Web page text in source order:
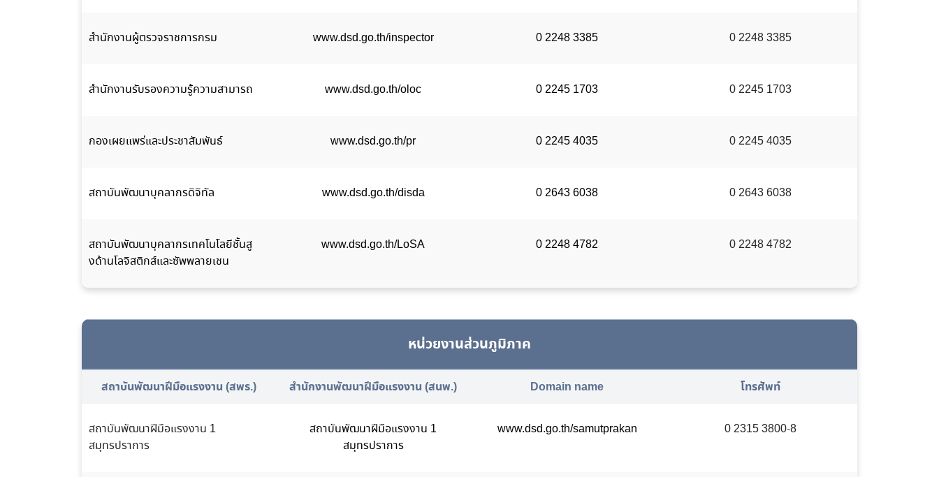
สำนักงานผู้ตรวจราชการกรม www.dsd.go.th/inspector 0 2248 3385 0 2248 3385
สำนักงานรับรองความรู้ความสามารถ www.dsd.go.th/oloc 0 2245 1703 0 2245 1703
กองเผยแพร่และประชาสัมพันธ์ www.dsd.go.th/pr 0 2245 4035 0 2245 4035
สถาบันพัฒนาบุคลากรดิจิทัล www.dsd.go.th/disda 0 2643 6038 0 2643 6038
สถาบันพัฒนาบุคลากรเทคโนโลยีชั้นสู
งด้านโลจิสติกส์และซัพพลายเชน
www.dsd.go.th/LoSA 0 2248 4782 0 2248 4782
หน่วยงานส่วนภูมิภาค
สถาบันพัฒนาฝีมือแรงงาน (สพร.) สำนักงานพัฒนาฝีมือแรงงาน (สนพ.) Domain name โทรศัพท์
สถาบันพัฒนาฝีมือแรงงาน 1
สมุทรปราการ
สถาบันพัฒนาฝีมือแรงงาน 1
สมุทรปราการ
www.dsd.go.th/samutprakan 0 2315 3800-8